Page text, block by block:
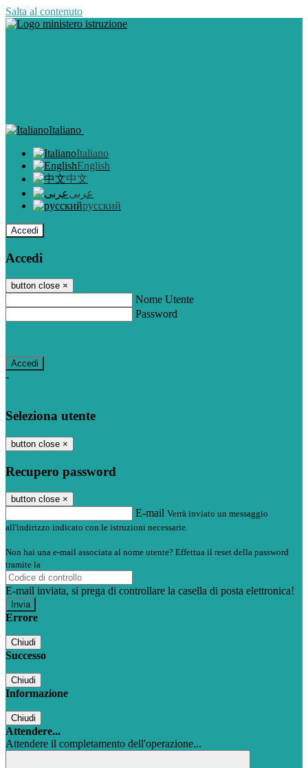
Salta al contenuto
Italiano
Italiano
English
中文
عربى
русский
Accedi
Accedi
button close ×
Nome Utente
Password
-
Seleziona utente
button close ×
Recupero password
button close ×
E-mail Verrà inviato un messaggio
all'indirizzo indicato con le istruzioni necessarie.
Non hai una e-mail associata al nome utente? Effettua il reset della password
tramite la
E-mail inviata, si prega di controllare la casella di posta elettronica!
Errore
Chiudi
Successo
Chiudi
Informazione
Chiudi
Attendere...
Attendere il completamento dell'operazione...